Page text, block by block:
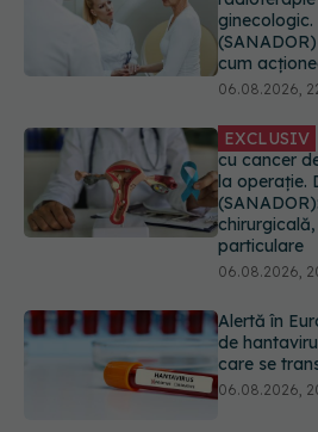
EXCLUSIV
cu cancer
la operație.
chirurgicală,
06.08.2026,
Alertă în
de
care se
06.08.2026,
Mii de
putea primi
Sindicatele
06.08.2026,